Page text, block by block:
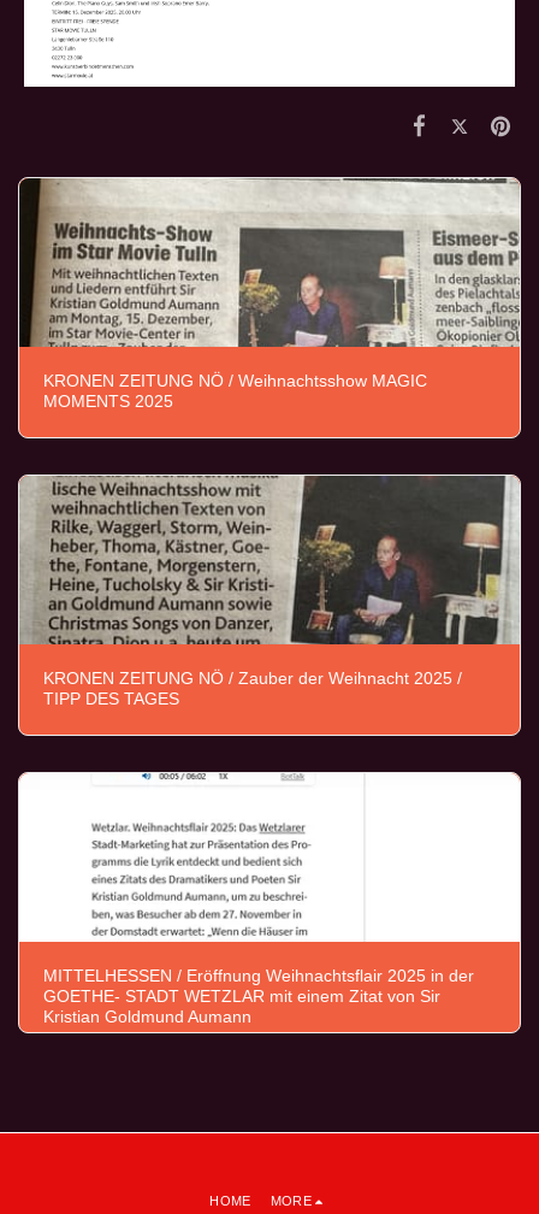
KRONEN ZEITUNG NÖ / Weihnachtsshow MAGIC
MOMENTS 2025
KRONEN ZEITUNG NÖ / Zauber der Weihnacht 2025 /
TIPP DES TAGES
MITTELHESSEN / Eröffnung Weihnachtsflair 2025 in der
GOETHE- STADT WETZLAR mit einem Zitat von Sir
Kristian Goldmund Aumann
HOME MORE